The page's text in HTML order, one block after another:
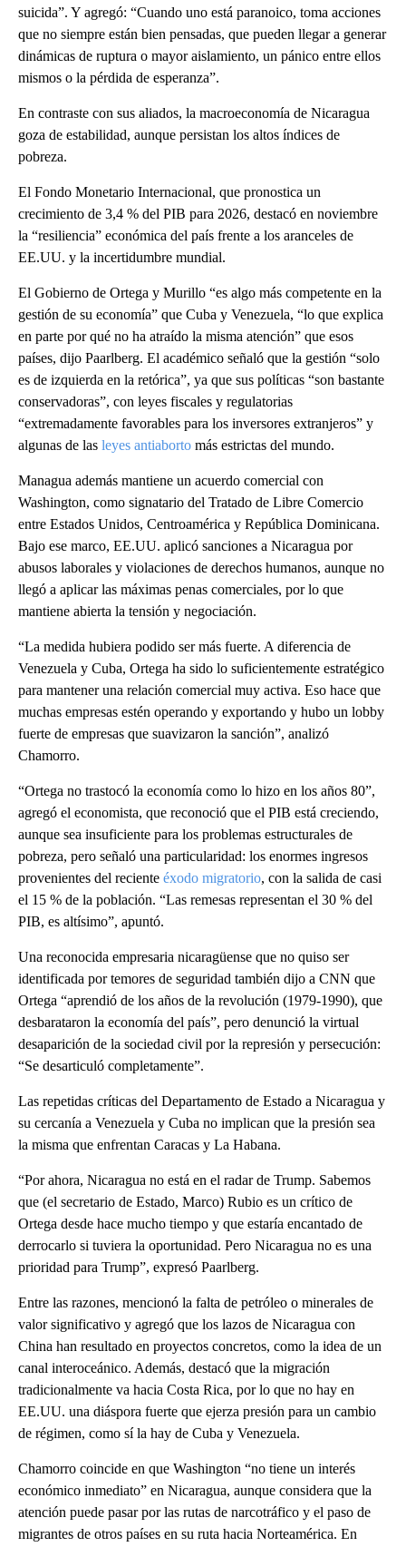
suicida”. Y agregó: “Cuando uno está paranoico, toma acciones
que no siempre están bien pensadas, que pueden llegar a generar
dinámicas de ruptura o mayor aislamiento, un pánico entre ellos
mismos o la pérdida de esperanza”.
En contraste con sus aliados, la macroeconomía de Nicaragua
goza de estabilidad, aunque persistan los altos índices de
pobreza.
El Fondo Monetario Internacional, que pronostica un
crecimiento de 3,4 % del PIB para 2026, destacó en noviembre
la “resiliencia” económica del país frente a los aranceles de
EE.UU. y la incertidumbre mundial.
El Gobierno de Ortega y Murillo “es algo más competente en la
gestión de su economía” que Cuba y Venezuela, “lo que explica
en parte por qué no ha atraído la misma atención” que esos
países, dijo Paarlberg. El académico señaló que la gestión “solo
es de izquierda en la retórica”, ya que sus políticas “son bastante
conservadoras”, con leyes fiscales y regulatorias
“extremadamente favorables para los inversores extranjeros” y
algunas de las leyes antiaborto más estrictas del mundo.
Managua además mantiene un acuerdo comercial con
Washington, como signatario del Tratado de Libre Comercio
entre Estados Unidos, Centroamérica y República Dominicana.
Bajo ese marco, EE.UU. aplicó sanciones a Nicaragua por
abusos laborales y violaciones de derechos humanos, aunque no
llegó a aplicar las máximas penas comerciales, por lo que
mantiene abierta la tensión y negociación.
“La medida hubiera podido ser más fuerte. A diferencia de
Venezuela y Cuba, Ortega ha sido lo suficientemente estratégico
para mantener una relación comercial muy activa. Eso hace que
muchas empresas estén operando y exportando y hubo un lobby
fuerte de empresas que suavizaron la sanción”, analizó
Chamorro.
“Ortega no trastocó la economía como lo hizo en los años 80”,
agregó el economista, que reconoció que el PIB está creciendo,
aunque sea insuficiente para los problemas estructurales de
pobreza, pero señaló una particularidad: los enormes ingresos
provenientes del reciente éxodo migratorio, con la salida de casi
el 15 % de la población. “Las remesas representan el 30 % del
PIB, es altísimo”, apuntó.
Una reconocida empresaria nicaragüense que no quiso ser
identificada por temores de seguridad también dijo a CNN que
Ortega “aprendió de los años de la revolución (1979-1990), que
desbarataron la economía del país”, pero denunció la virtual
desaparición de la sociedad civil por la represión y persecución:
“Se desarticuló completamente”.
Las repetidas críticas del Departamento de Estado a Nicaragua y
su cercanía a Venezuela y Cuba no implican que la presión sea
la misma que enfrentan Caracas y La Habana.
“Por ahora, Nicaragua no está en el radar de Trump. Sabemos
que (el secretario de Estado, Marco) Rubio es un crítico de
Ortega desde hace mucho tiempo y que estaría encantado de
derrocarlo si tuviera la oportunidad. Pero Nicaragua no es una
prioridad para Trump”, expresó Paarlberg.
Entre las razones, mencionó la falta de petróleo o minerales de
valor significativo y agregó que los lazos de Nicaragua con
China han resultado en proyectos concretos, como la idea de un
canal interoceánico. Además, destacó que la migración
tradicionalmente va hacia Costa Rica, por lo que no hay en
EE.UU. una diáspora fuerte que ejerza presión para un cambio
de régimen, como sí la hay de Cuba y Venezuela.
Chamorro coincide en que Washington “no tiene un interés
económico inmediato” en Nicaragua, aunque considera que la
atención puede pasar por las rutas de narcotráfico y el paso de
migrantes de otros países en su ruta hacia Norteamérica. En